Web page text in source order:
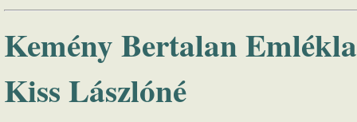
Kemény Bertalan
Kiss Lászlóné